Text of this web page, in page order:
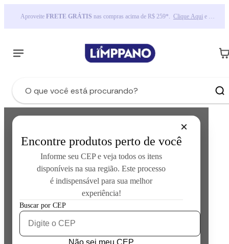
Oba, o frete foi reduzido em todo site! Aproveite agora!
Encontre produtos perto de você
Informe seu CEP e veja todos os itens
disponíveis na sua região. Este processo
é indispensável para sua melhor
experiência!
Buscar por CEP
Não sei meu CEP
Error loading product data: